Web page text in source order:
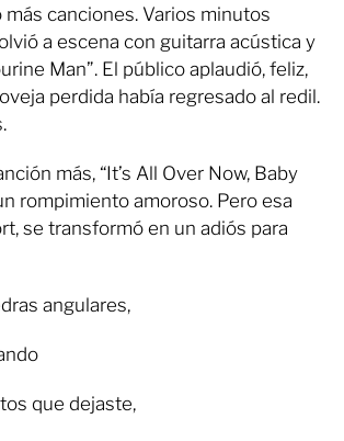
más canciones. Varios minutos
a escena con guitarra acústica y
Man”. El público aplaudió, feliz,
perdida había regresado al redil.
más, “It’s All Over Now, Baby
rompimiento amoroso. Pero esa
se transformó en un adiós para
angulares,
que dejaste,